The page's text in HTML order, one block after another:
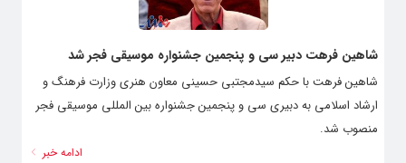
شاهین فرهت دبیر سی و پنجمین جشنواره موسیقی فجر شد
شاهین فرهت با حکم سیدمجتبی حسینی معاون هنری وزارت فرهنگ و
ارشاد اسلامی به دبیری سی و پنجمین جشنواره بین المللی موسیقی فجر
منصوب شد.
ادامه خبر